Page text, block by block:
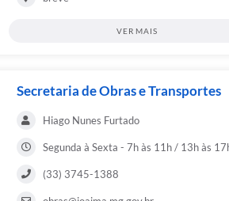
VER MAIS
Secretaria de Obras e Transportes
Hiago Nunes Furtado
Segunda à Sexta - 7h às 11h / 13h às
(33) 3745-1388